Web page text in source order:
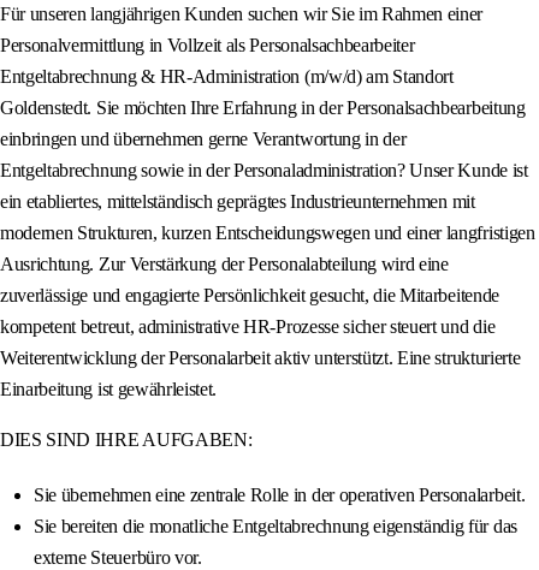
Für unseren langjährigen Kunden suchen wir Sie im Rahmen einer
Personalvermittlung in Vollzeit als Personalsachbearbeiter
Entgeltabrechnung & HR-Administration (m/w/d) am Standort
Goldenstedt. Sie möchten Ihre Erfahrung in der Personalsachbearbeitung
einbringen und übernehmen gerne Verantwortung in der
Entgeltabrechnung sowie in der Personaladministration? Unser Kunde ist
ein etabliertes, mittelständisch geprägtes Industrieunternehmen mit
modernen Strukturen, kurzen Entscheidungswegen und einer langfristigen
Ausrichtung. Zur Verstärkung der Personalabteilung wird eine
zuverlässige und engagierte Persönlichkeit gesucht, die Mitarbeitende
kompetent betreut, administrative HR-Prozesse sicher steuert und die
Weiterentwicklung der Personalarbeit aktiv unterstützt. Eine strukturierte
Einarbeitung ist gewährleistet.
DIES SIND IHRE AUFGABEN:
Sie übernehmen eine zentrale Rolle in der operativen Personalarbeit.
Sie bereiten die monatliche Entgeltabrechnung eigenständig für das
externe Steuerbüro vor.